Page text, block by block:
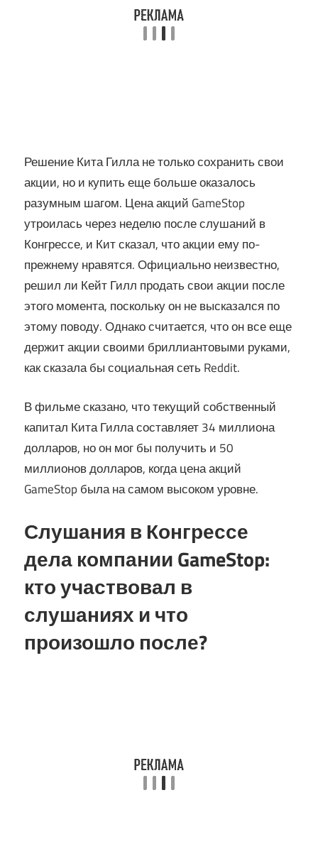
Решение Кита Гилла не только сохранить свои
акции, но и купить еще больше оказалось
разумным шагом. Цена акций GameStop
утроилась через неделю после слушаний в
Конгрессе, и Кит сказал, что акции ему по-
прежнему нравятся. Официально неизвестно,
решил ли Кейт Гилл продать свои акции после
этого момента, поскольку он не высказался по
этому поводу. Однако считается, что он все еще
держит акции своими бриллиантовыми руками,
как сказала бы социальная сеть Reddit.
В фильме сказано, что текущий собственный
капитал Кита Гилла составляет 34 миллиона
долларов, но он мог бы получить и 50
миллионов долларов, когда цена акций
GameStop была на самом высоком уровне.
Слушания в Конгрессе
дела компании GameStop:
кто участвовал в
слушаниях и что
произошло после?